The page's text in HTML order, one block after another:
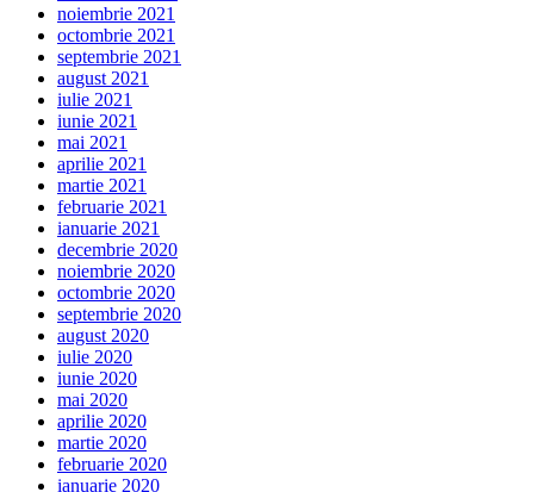
noiembrie 2021
octombrie 2021
septembrie 2021
august 2021
iulie 2021
iunie 2021
mai 2021
aprilie 2021
martie 2021
februarie 2021
ianuarie 2021
decembrie 2020
noiembrie 2020
octombrie 2020
septembrie 2020
august 2020
iulie 2020
iunie 2020
mai 2020
aprilie 2020
martie 2020
februarie 2020
ianuarie 2020